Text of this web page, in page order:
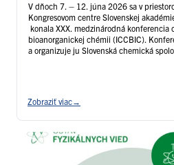
V dňoch 7. – 12. júna 2026 sa v
Kongresovom centre Slovenskej
konala XXX. medzinárodná konferencia
bioanorganickej chémii (ICCBIC).
a organizuje ju Slovenská chemická
Zobraziť viac→